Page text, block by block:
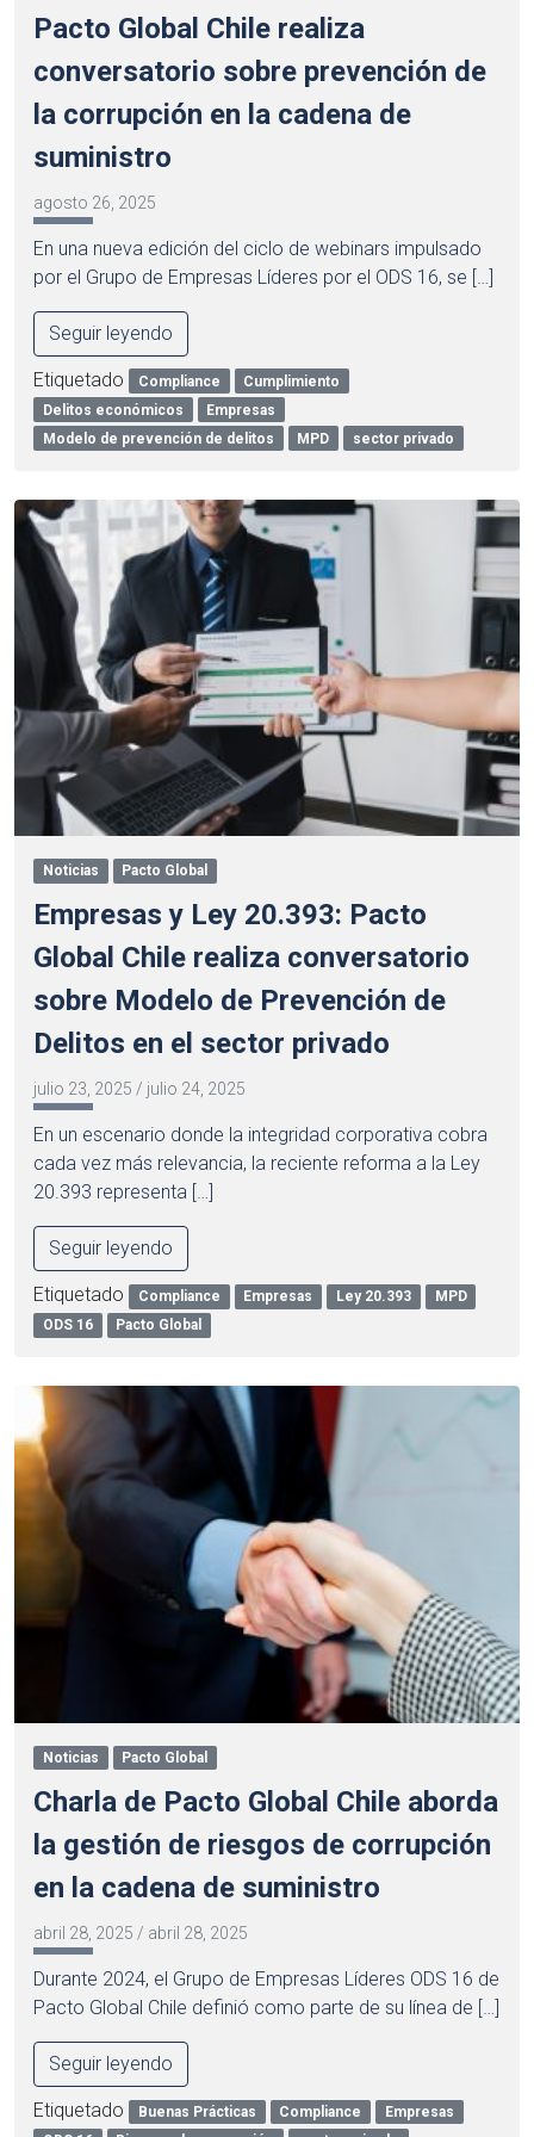
Pacto Global Chile realiza
conversatorio sobre prevención de
la corrupción en la cadena de
suministro
agosto 26, 2025
En una nueva edición del ciclo de webinars impulsado
por el Grupo de Empresas Líderes por el ODS 16, se […]
Seguir leyendo
Etiquetado Compliance
Cumplimiento
Delitos económicos
Empresas
Modelo de prevención de delitos
MPD sector privado
Noticias Pacto Global
Empresas y Ley 20.393: Pacto
Global Chile realiza conversatorio
sobre Modelo de Prevención de
Delitos en el sector privado
julio 23, 2025 / julio 24, 2025
En un escenario donde la integridad corporativa cobra
cada vez más relevancia, la reciente reforma a la Ley
20.393 representa […]
Seguir leyendo
Etiquetado Compliance Empresas Ley 20.393
MPD
ODS 16
Pacto Global
Noticias Pacto Global
Charla de Pacto Global Chile aborda
la gestión de riesgos de corrupción
en la cadena de suministro
abril 28, 2025 / abril 28, 2025
Durante 2024, el Grupo de Empresas Líderes ODS 16 de
Pacto Global Chile definió como parte de su línea de […]
Seguir leyendo
Etiquetado Buenas Prácticas Compliance
Empresas